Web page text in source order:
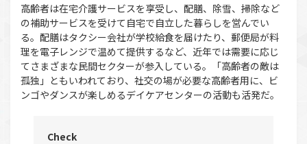
高齢者は在宅介護サービスを享受し、配膳、除雪、掃除など
の補助サービスを受けて自宅で自立した暮らしを営んでい
る。配膳はタクシー会社が学校給食を届けたり、郵便局が料
理を電子レンジで温めて提供するなど、近年では需要に応じ
てさまざまな民間セクターが参入している。「高齢者の敵は
孤独」ともいわれており、社交の場が必要な高齢者用に、ビ
ンゴやダンスが楽しめるデイケアセンターの活動も活発だ。
Check